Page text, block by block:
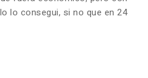
lo consegui, si no que en 24